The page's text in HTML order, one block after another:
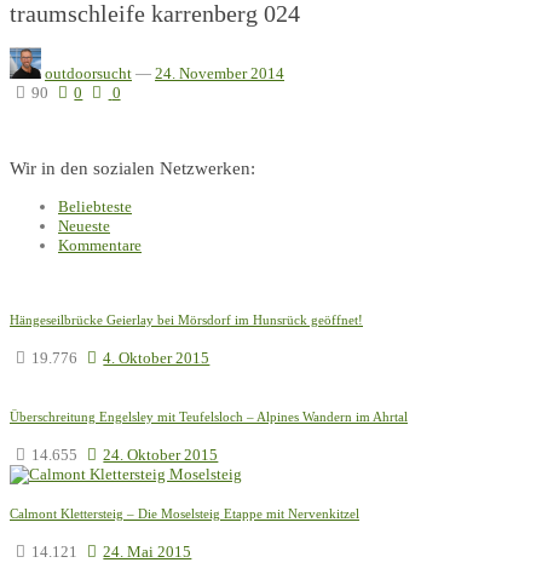
traumschleife karrenberg 024
outdoorsucht — 24. November 2014
90
0 0
Wir in den sozialen Netzwerken:
Beliebteste
Neueste
Kommentare
Hängeseilbrücke Geierlay bei Mörsdorf im Hunsrück geöffnet!
19.776 4. Oktober 2015
Überschreitung Engelsley mit Teufelsloch – Alpines Wandern im Ahrtal
14.655 24. Oktober 2015
Calmont Klettersteig – Die Moselsteig Etappe mit Nervenkitzel
14.121 24. Mai 2015